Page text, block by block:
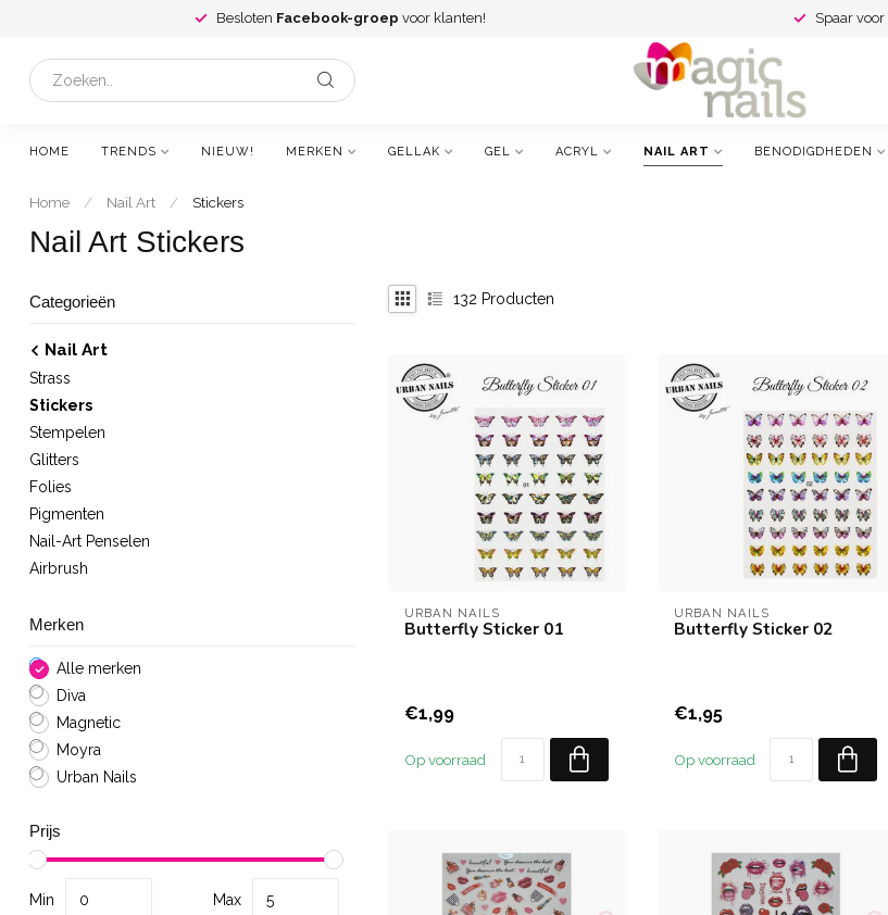
Besloten Facebook-groep voor klanten! Spaar voor
HOME TRENDS NIEUW! MERKEN GELLAK GEL ACRYL NAIL ART BENODIGDHEDEN
Home / Nail Art / Stickers
Nail Art Stickers
Categorieën
Nail Art
Strass
Stickers
Stempelen
Glitters
Folies
Pigmenten
Nail-Art Penselen
Airbrush
Merken
Alle merken
Diva
Magnetic
Moyra
Urban Nails
Prijs
Min Max
132 Producten
URBAN NAILS
Butterfly Sticker 01
€1,99
Op voorraad
URBAN NAILS
Butterfly Sticker 02
€1,95
Op voorraad